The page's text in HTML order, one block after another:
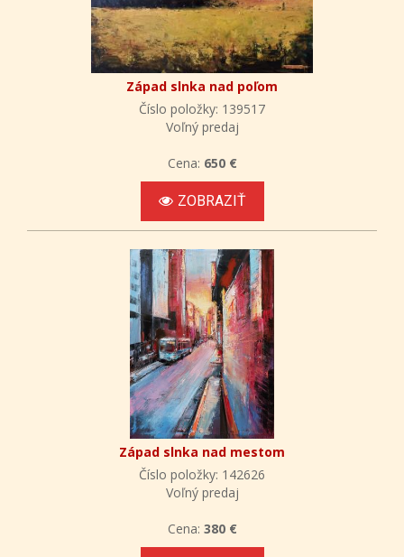
Západ slnka nad poľom
Číslo položky: 139517
Voľný predaj
Cena: 650 €
ZOBRAZIŤ
Západ slnka nad mestom
Číslo položky: 142626
Voľný predaj
Cena: 380 €